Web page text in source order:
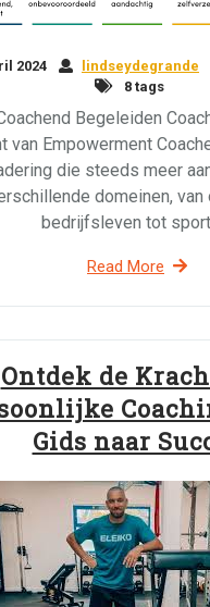
2024 lindseydegrande
8 tags
Begeleiden
van Empowerment
die steeds meer
domeinen, van
bedrijfsleven tot
Read More
Ontdek de
Gids naar